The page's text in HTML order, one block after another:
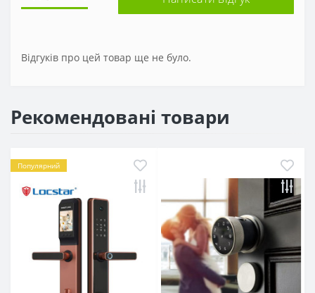
Відгуків про цей товар ще не було.
Рекомендовані товари
Популярний